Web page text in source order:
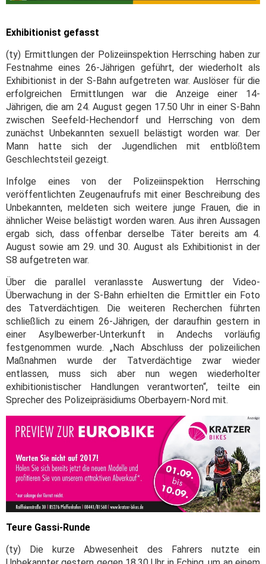
Exhibitionist gefasst
(ty) Ermittlungen der Polizeiinspektion Herrsching haben zur
Festnahme eines 26-Jährigen geführt, der wiederholt als
Exhibitionist in der S-Bahn aufgetreten war. Auslöser für die
erfolgreichen Ermittlungen war die Anzeige einer 14-
Jährigen, die am 24. August gegen 17.50 Uhr in einer S-Bahn
zwischen Seefeld-Hechendorf und Herrsching von dem
zunächst Unbekannten sexuell belästigt worden war. Der
Mann hatte sich der Jugendlichen mit entblößtem
Geschlechtsteil gezeigt.
Infolge eines von der Polizeiinspektion Herrsching
veröffentlichten Zeugenaufrufs mit einer Beschreibung des
Unbekannten, meldeten sich weitere junge Frauen, die in
ähnlicher Weise belästigt worden waren. Aus ihren Aussagen
ergab sich, dass offenbar derselbe Täter bereits am 4.
August sowie am 29. und 30. August als Exhibitionist in der
S8 aufgetreten war.
Über die parallel veranlasste Auswertung der Video-
Überwachung in der S-Bahn erhielten die Ermittler ein Foto
des Tatverdächtigen. Die weiteren Recherchen führten
schließlich zu einem 26-Jährigen, der daraufhin gestern in
einer Asylbewerber-Unterkunft in Andechs vorläufig
festgenommen wurde. „Nach Abschluss der polizeilichen
Maßnahmen wurde der Tatverdächtige zwar wieder
entlassen, muss sich aber nun wegen wiederholter
exhibitionistischer Handlungen verantworten“, teilte ein
Sprecher des Polizeipräsidiums Oberbayern-Nord mit.
Teure Gassi-Runde
(ty) Die kurze Abwesenheit des Fahrers nutzte ein